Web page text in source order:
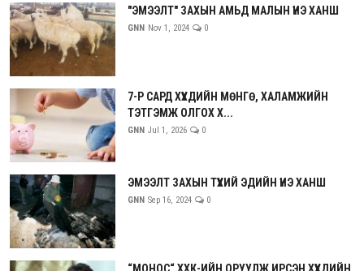
"ЭМЭЭЛТ" ЗАХЫН АМЬД МАЛЫН ҮНЭ ХАНШ
GNN Nov 1, 2024 0
7-Р САРД ХҮҮХДИЙН МӨНГӨ, ХАЛАМЖИЙН
ТЭТГЭМЖ ОЛГОХ Х...
GNN Jul 1, 2026 0
ЭМЭЭЛТ ЗАХЫН ТҮҮХИЙ ЭДИЙН ҮНЭ ХАНШ
GNN Sep 16, 2024 0